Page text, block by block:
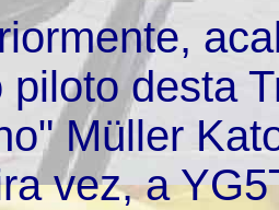
piloto desta
Müller
vez, a